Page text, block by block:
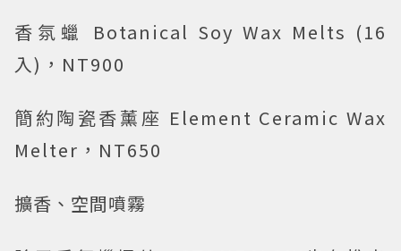
香氛蠟 Botanical Soy Wax Melts (16
入)，NT900
簡約陶瓷香薰座 Element Ceramic Wax
Melter，NT650
擴香、空間噴霧